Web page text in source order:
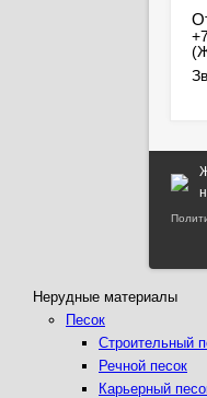
Нерудные материалы
Песок
Строительный
Речной песок
Карьерный